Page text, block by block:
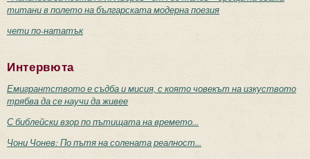
титани в полето на българската модерна поезия
чети по-нататък
Интервюта
Емигрантството е съдба и мисия, с която човекът на изкуството
трябва да се научи да живее
С библейски взор по пътищата на времето...
Чони Чонев: По пътя на солената реалност...